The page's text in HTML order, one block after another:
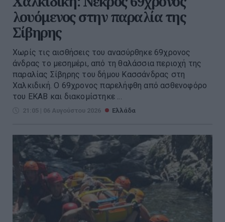
λουόμενος στην παραλία της
Σίβηρης
Χωρίς τις αισθήσεις του ανασύρθηκε 69χρονος
άνδρας το μεσημέρι, από τη θαλάσσια περιοχή της
παραλίας Σίβηρης του δήμου Κασσάνδρας στη
Χαλκιδική. Ο 69χρονος παρελήφθη από ασθενοφόρο
του ΕΚΑΒ και διακομίστηκε ...
21:05 | 06 Αυγούστου 2026 Ελλάδα